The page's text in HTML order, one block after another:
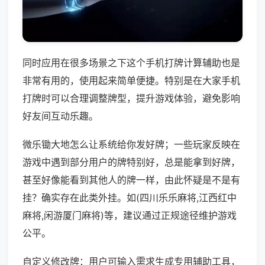
同时应用在很多场景之下这个手机打牌计算辅助也是
非常有用的，使用起来简单便捷。特别是在大家手机
打牌时可以合理调整牌型，提升游戏体验，避免影响
好友间互动乐趣。
微乐锄大地怎么让系统给你发好牌；一些玩家反映在
游戏中遇到部分用户的牌特别好，总是能拿到好牌，
甚至好像能看到其他人的牌一样，由此怀疑是不是有
挂？确实存在此类外挂。如(四川乐乐麻将,江西红中
麻将,闲游厦门麻将)等，建议通过正规途径维护游戏
公平。
自定义修改牌：用户可输入需求生成专用辅助工具，